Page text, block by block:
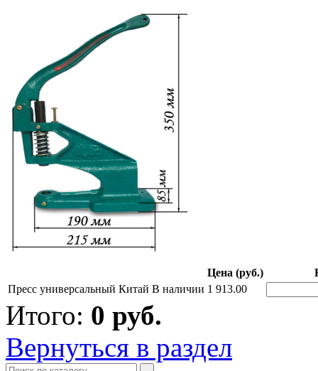
Цена (руб.)
Пресс универсальный Китай В наличии 1 913.00
Итого: 0 руб.
Вернуться в раздел